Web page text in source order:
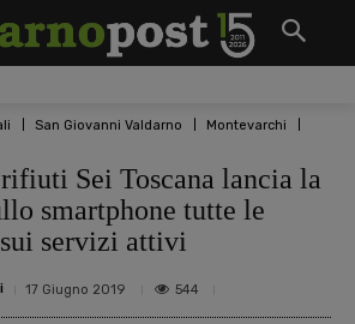
San Giovanni Valdarno
Montevarchi
Sei Toscana lancia la
smartphone tutte le
servizi attivi
17 Giugno 2019 544